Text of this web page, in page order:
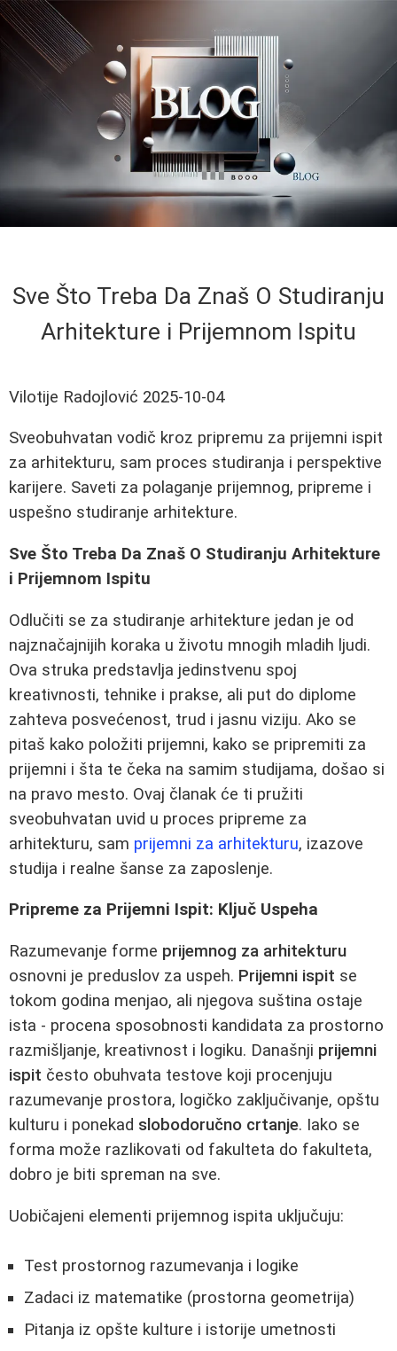
Sve Što Treba Da Znaš O Studiranju
Arhitekture i Prijemnom Ispitu
Vilotije Radojlović 2025-10-04
Sveobuhvatan vodič kroz pripremu za prijemni ispit
za arhitekturu, sam proces studiranja i perspektive
karijere. Saveti za polaganje prijemnog, pripreme i
uspešno studiranje arhitekture.
Sve Što Treba Da Znaš O Studiranju Arhitekture
i Prijemnom Ispitu
Odlučiti se za studiranje arhitekture jedan je od
najznačajnijih koraka u životu mnogih mladih ljudi.
Ova struka predstavlja jedinstvenu spoj
kreativnosti, tehnike i prakse, ali put do diplome
zahteva posvećenost, trud i jasnu viziju. Ako se
pitaš kako položiti prijemni, kako se pripremiti za
prijemni i šta te čeka na samim studijama, došao si
na pravo mesto. Ovaj članak će ti pružiti
sveobuhvatan uvid u proces pripreme za
arhitekturu, sam prijemni za arhitekturu, izazove
studija i realne šanse za zaposlenje.
Pripreme za Prijemni Ispit: Ključ Uspeha
Razumevanje forme prijemnog za arhitekturu
osnovni je preduslov za uspeh. Prijemni ispit se
tokom godina menjao, ali njegova suština ostaje
ista - procena sposobnosti kandidata za prostorno
razmišljanje, kreativnost i logiku. Današnji prijemni
ispit često obuhvata testove koji procenjuju
razumevanje prostora, logičko zaključivanje, opštu
kulturu i ponekad slobodoručno crtanje. Iako se
forma može razlikovati od fakulteta do fakulteta,
dobro je biti spreman na sve.
Uobičajeni elementi prijemnog ispita uključuju:
Test prostornog razumevanja i logike
Zadaci iz matematike (prostorna geometrija)
Pitanja iz opšte kulture i istorije umetnosti